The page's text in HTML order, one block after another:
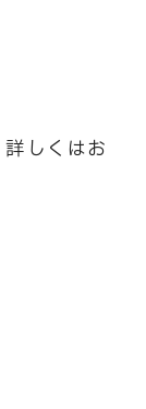
しくはお